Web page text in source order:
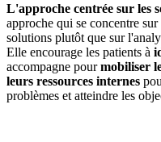
L'approche centrée sur les
approche qui se concentre
solutions plutôt que sur
Elle encourage les patients à
accompagne pourmobiliser
leurs ressources internes
problèmes et atteindre les